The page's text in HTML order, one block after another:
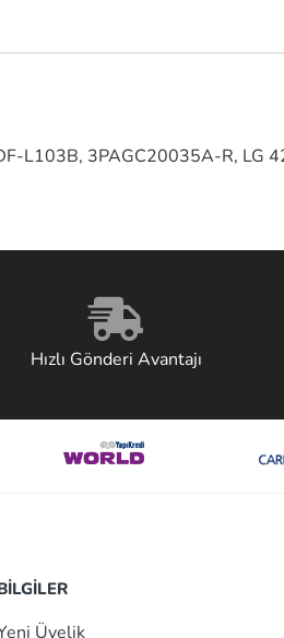
L103B, 3PAGC20035A-R, LG
Hızlı Gönderi Avantajı
Üyelik